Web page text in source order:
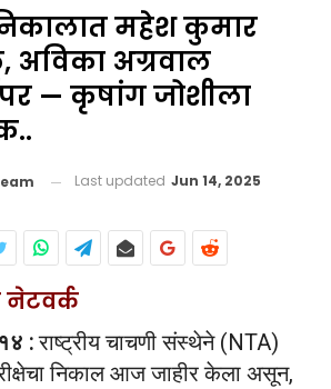
महेश कुमार
अविका अग्रवाल
— कृषांग जोशीला
Last updated Jun 14, 2025
नेटवर्क
:राष्ट्रीय चाचणी संस्थेने (NTA)
निकाल आज जाहीर केला असून,